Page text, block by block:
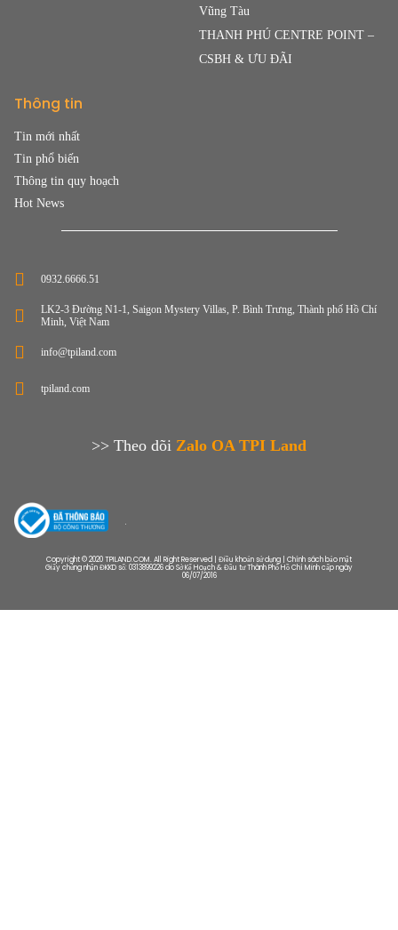
Vũng Tàu
THANH PHÚ CENTRE POINT –
CSBH & ƯU ĐÃI
Thông tin
Tin mới nhất
Tin phổ biến
Thông tin quy hoạch
Hot News
0932.6666.51
LK2-3 Đường N1-1, Saigon Mystery Villas, P. Bình Trưng, Thành phố Hồ Chí
Minh, Việt Nam
info@tpiland.com
tpiland.com
>> Theo dõi Zalo OA TPI Land
Copyright © 2020 TPILAND.COM. All Right Reserved | Điều khoản sử dụng | Chính sách bảo mật
Giấy chứng nhận ĐKKD số: 0313899226 do Sở Kế Hoạch & Đầu tư Thành Phố Hồ Chí Minh cấp ngày
06/07/2016